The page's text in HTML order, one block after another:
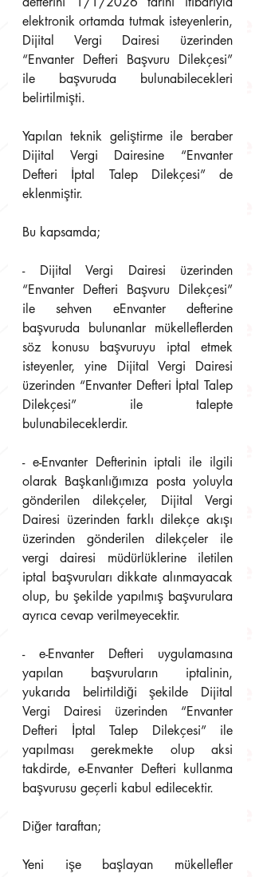
elektronik ortamda tutmak isteyenlerin,
Dijital Vergi Dairesi üzerinden
“Envanter Defteri Başvuru Dilekçesi”
ile başvuruda bulunabilecekleri
belirtilmişti.
Yapılan teknik geliştirme ile beraber
Dijital Vergi Dairesine “Envanter
Defteri İptal Talep Dilekçesi” de
eklenmiştir.
Bu kapsamda;
- Dijital Vergi Dairesi üzerinden
“Envanter Defteri Başvuru Dilekçesi”
ile sehven eEnvanter defterine
başvuruda bulunanlar mükelleflerden
söz konusu başvuruyu iptal etmek
isteyenler, yine Dijital Vergi Dairesi
üzerinden “Envanter Defteri İptal Talep
Dilekçesi” ile talepte
bulunabileceklerdir.
- e-Envanter Defterinin iptali ile ilgili
olarak Başkanlığımıza posta yoluyla
gönderilen dilekçeler, Dijital Vergi
Dairesi üzerinden farklı dilekçe akışı
üzerinden gönderilen dilekçeler ile
vergi dairesi müdürlüklerine iletilen
iptal başvuruları dikkate alınmayacak
olup, bu şekilde yapılmış başvurulara
ayrıca cevap verilmeyecektir.
- e-Envanter Defteri uygulamasına
yapılan başvuruların iptalinin,
yukarıda belirtildiği şekilde Dijital
Vergi Dairesi üzerinden “Envanter
Defteri İptal Talep Dilekçesi” ile
yapılması gerekmekte olup aksi
takdirde, e-Envanter Defteri kullanma
başvurusu geçerli kabul edilecektir.
Diğer taraftan;
Yeni işe başlayan mükellefler